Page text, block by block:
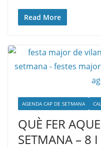
Read More
AGENDA CAP DE SETMANA
QUÈ FER
SETMANA – 8 I